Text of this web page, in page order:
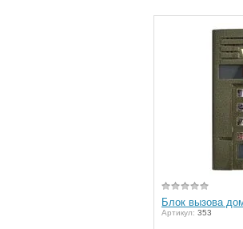
Блок вызова
Артикул: 353